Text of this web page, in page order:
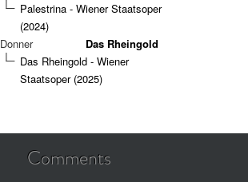
Palestrina - Wiener Staatsoper
(2024)
Donner
Das Rheingold
Das Rheingold - Wiener
Staatsoper (2025)
Comments